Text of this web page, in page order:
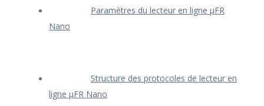
Paramètres du lecteur en ligne μFR
Nano
Structure des protocoles de lecteur en
ligne μFR Nano